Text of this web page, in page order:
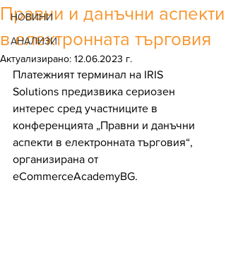
НОВИНИ
АНАЛИЗИ
Правни и данъчни аспекти
в електронната търговия
Актуализирано: 12.06.2023 г.
Платежният терминал на IRIS
Solutions предизвика сериозен
интерес сред участниците в
конференцията „Правни и данъчни
аспекти в електронната търговия“,
организирана от
eCommerceAcademyBG.